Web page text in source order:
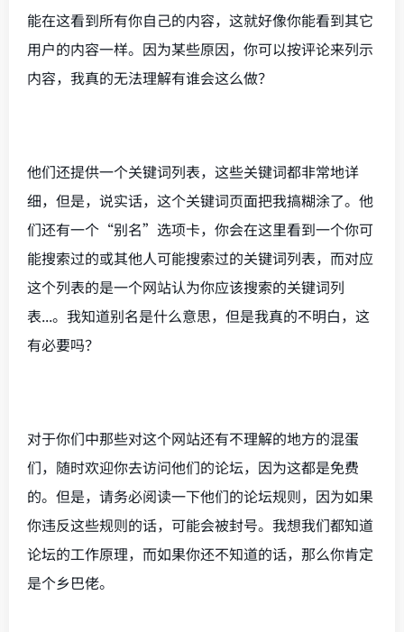
能在这看到所有你自己的内容，这就好像你能看到其它
用户的内容一样。因为某些原因，你可以按评论来列示
内容，我真的无法理解有谁会这么做？
他们还提供一个关键词列表，这些关键词都非常地详
细，但是，说实话，这个关键词页面把我搞糊涂了。他
们还有一个“别名”选项卡，你会在这里看到一个你可
能搜索过的或其他人可能搜索过的关键词列表，而对应
这个列表的是一个网站认为你应该搜索的关键词列
表...。我知道别名是什么意思，但是我真的不明白，这
有必要吗？
对于你们中那些对这个网站还有不理解的地方的混蛋
们，随时欢迎你去访问他们的论坛，因为这都是免费
的。但是，请务必阅读一下他们的论坛规则，因为如果
你违反这些规则的话，可能会被封号。我想我们都知道
论坛的工作原理，而如果你还不知道的话，那么你肯定
是个乡巴佬。